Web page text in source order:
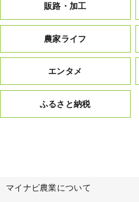
販路・加工
農家ライフ
エンタメ
ふるさと納税
マイナビ農業について